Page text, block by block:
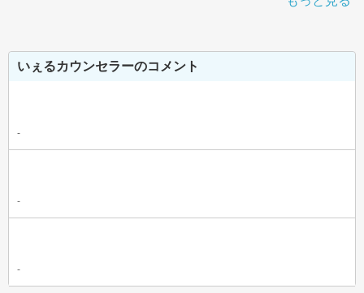
いぇるカウンセラーのコメント
-
-
-